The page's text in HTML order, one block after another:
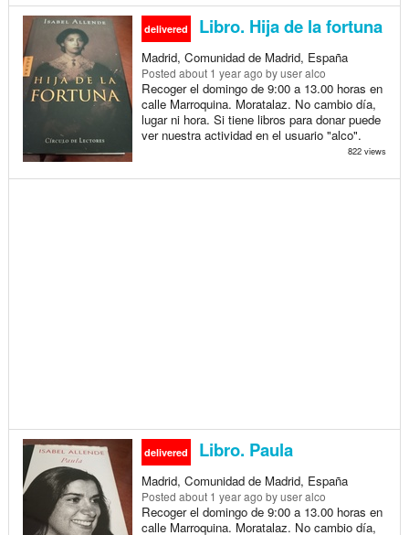
delivered Libro. Hija de la fortuna
Madrid, Comunidad de Madrid, España
Posted about 1 year ago by user alco
Recoger el domingo de 9:00 a 13.00 horas en
calle Marroquina. Moratalaz. No cambio día,
lugar ni hora. Si tiene libros para donar puede
ver nuestra actividad en el usuario "alco".
822 views
delivered Libro. Paula
Madrid, Comunidad de Madrid, España
Posted about 1 year ago by user alco
Recoger el domingo de 9:00 a 13.00 horas en
calle Marroquina. Moratalaz. No cambio día,